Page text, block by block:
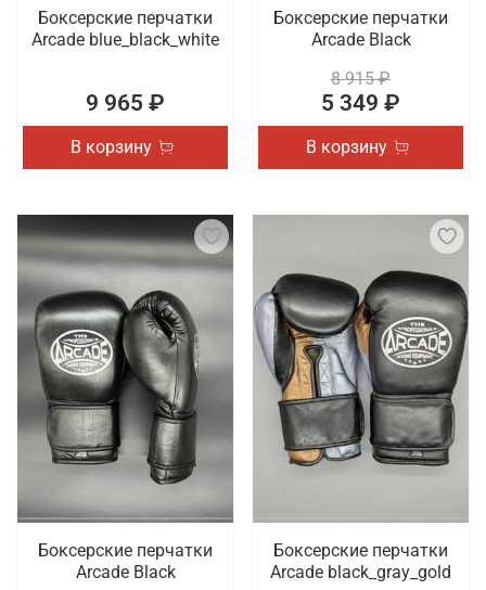
Боксерские перчатки
Arcade blue_black_white
9 965 ₽
В корзину
Боксерские перчатки
Arcade Black
8 915 ₽
5 349 ₽
В корзину
Боксерские перчатки
Arcade Black
Боксерские перчатки
Arcade black_gray_gold